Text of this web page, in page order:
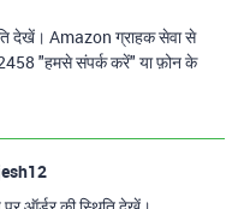
देखें। Amazon ग्राहक सेवा से
"हमसे संपर्क करें" या फ़ोन के